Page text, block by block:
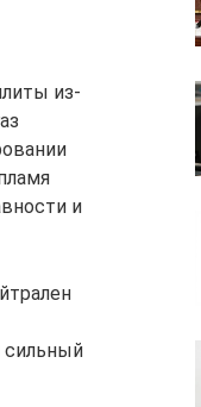
из-
и
сильный